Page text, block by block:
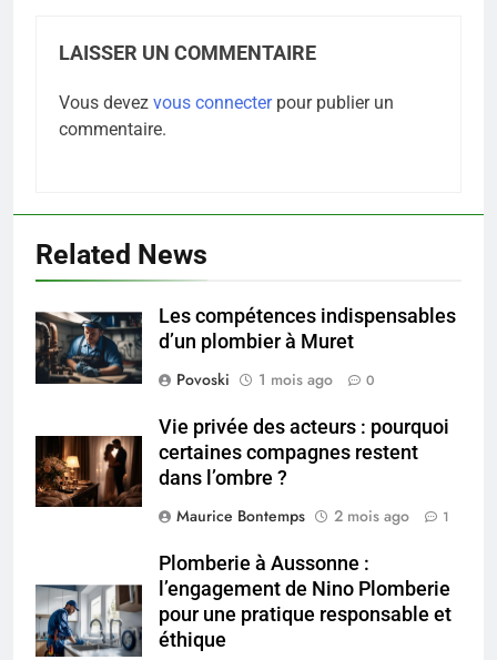
LAISSER UN COMMENTAIRE
Vous devez vous connecterpour publier un
commentaire.
Related News
Les compétences indispensables
d’un plombier à Muret
Povoski
1 mois ago 0
Vie privée des acteurs : pourquoi
certaines compagnes restent
dans l’ombre ?
Maurice Bontemps
2 mois ago 1
Plomberie à Aussonne :
l’engagement de Nino Plomberie
pour une pratique responsable et
éthique
5
Infection chronique de l’oreille :
tout ce qu’il faut savoir sur les
6
peau éclatante grâce à The
Ordinary
SANTÉ
7
Prévenir les chutes chez les